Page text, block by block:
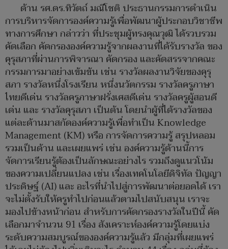
ด้าน รศ.ดร.ทิวัตถ์ มณีโชติ ประธานกรรมการดำเนิน
การบริหารจัดการองค์ความรู้เพื่อพัฒนาผู้ประกอบวิชาชีพ
ทางการศึกษา กล่าวว่า ที่ประชุมผู้ทรงคุณวุฒิ ได้รวบรวม
คัดเลือก คัดกรององค์ความรู้จากผลงานที่ได้รับรางวัล ของ
คุรุสภาที่ผ่านการพิจารณา คัดกรอง และคัดสรรจากคณะ
กรรมการมาอย่างเข้มข้น เช่น รางวัลผลงานวิจัยของคุรุ
สภา รางวัลหนึ่งโรงเรียน หนึ่งนวัตกรรม รางวัลครูภาษา
ไทยดีเด่น รางวัลครูภาษาฝรั่งเศสดีเด่น รางวัลครูผู้สอนดี
เด่น และ รางวัลคุรุสภา เป็นต้น โดยนำผู้ที่ได้รางวัลของ
แต่ละด้านมาสกัดองค์ความรู้เพื่อทำเป็น Knowledge
Management (KM) หรือ การจัดการความรู้ สรุปหลอม
รวมเป็นด้าน และเผยแพร่ เช่น องค์ความรู้ด้านนี้การ
จัดการเรียนรู้ต้องเป็นลักษณะอย่างไร รวมถึงดูแนวโน้ม
ของความเปลี่ยนแปลง เช่น เรื่องเทคโนโลยีดิจิทัล ปัญญา
ประดิษฐ์ (AI) และ อะไรที่นำไปสู่การพัฒนาต่อยอดได้ เรา
จะไม่ตั้งรับให้ครูทำไปก่อนแล้วตามไปสนับสนุน เราจะ
มองไปข้างหน้าก่อน สำหรับการคัดกรองรางวัลในปีนี้ คัด
เลือกมาจำนวน 91 เรื่อง สังเคราะห์องค์ความรู้โดยแบ่ง
ระดับความสมบูรณ์ขององค์ความรู้แล้ว มีกลุ่มที่เผยแพร่